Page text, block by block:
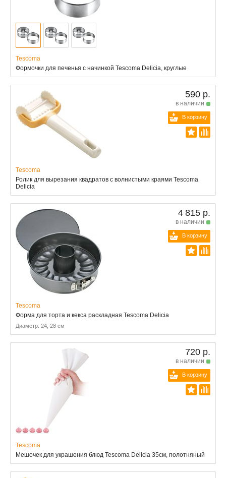
Tescoma
Формочки для печенья с начинкой Tescoma Delicia, круглые
590 р.
в наличии
В корзину
Tescoma
Ролик для вырезания квадратов с волнистыми краями Tescoma
Delicia
4 815 р.
в наличии
В корзину
Tescoma
Форма для торта и кекса раскладная Tescoma Delicia
Диаметр: 24, 28 см
720 р.
в наличии
В корзину
Tescoma
Мешочек для украшения блюд Tescoma Delicia 35cм, полотняный